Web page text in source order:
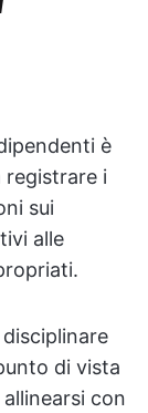
è
registrare i
sui
alle
di vista
con